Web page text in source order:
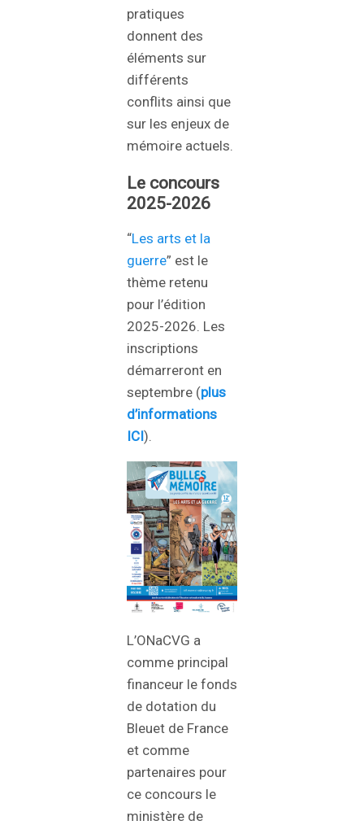
pratiques
donnent des
éléments sur
différents
conflits ainsi que
sur les enjeux de
mémoire actuels.
Le concours
2025-2026
“Les arts et la
guerre” est le
thème retenu
pour l’édition
2025-2026. Les
inscriptions
démarreront en
septembre (plus
d’informations
ICI).
L’ONaCVG a
comme principal
financeur le fonds
de dotation du
Bleuet de France
et comme
partenaires pour
ce concours le
ministère de